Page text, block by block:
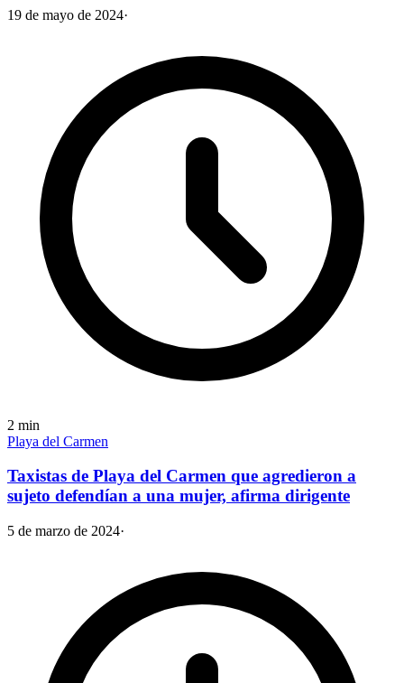
19 de mayo de 2024·
2 min
Playa del Carmen
Taxistas de Playa del Carmen que agredieron a
sujeto defendían a una mujer, afirma dirigente
5 de marzo de 2024·